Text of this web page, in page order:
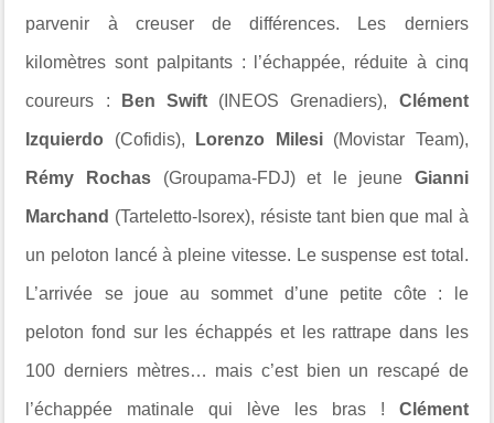
parvenir à creuser de différences. Les derniers
kilomètres sont palpitants : l’échappée, réduite à cinq
coureurs : Ben Swift (INEOS Grenadiers), Clément
Izquierdo (Cofidis), Lorenzo Milesi(Movistar Team),
Rémy Rochas (Groupama-FDJ) et le jeune Gianni
Marchand (Tarteletto-Isorex), résiste tant bien que mal à
un peloton lancé à pleine vitesse. Le suspense est total.
L’arrivée se joue au sommet d’une petite côte : le
peloton fond sur les échappés et les rattrape dans les
100 derniers mètres… mais c’est bien un rescapé de
l’échappée matinale qui lève les bras ! Clément